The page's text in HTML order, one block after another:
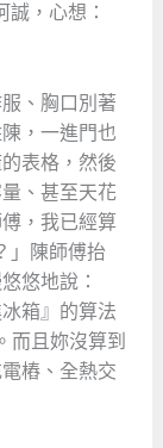
，心想：
、胸口別著
，一進門也
表格，然後
、甚至天花
，我已經算
」陳師傅抬
悠地說：
箱』的算法
而且妳沒算到
樁、全熱交